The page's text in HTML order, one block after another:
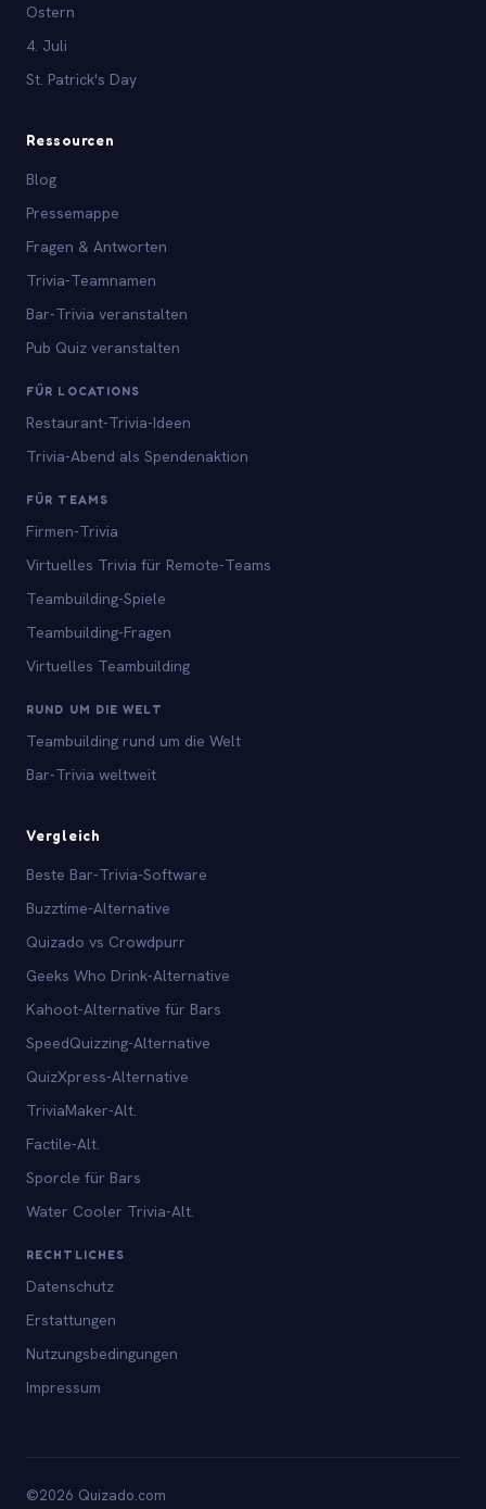
Ostern
4. Juli
St. Patrick's Day
Ressourcen
Blog
Pressemappe
Fragen & Antworten
Trivia-Teamnamen
Bar-Trivia veranstalten
Pub Quiz veranstalten
FÜR LOCATIONS
Restaurant-Trivia-Ideen
Trivia-Abend als Spendenaktion
FÜR TEAMS
Firmen-Trivia
Virtuelles Trivia für Remote-Teams
Teambuilding-Spiele
Teambuilding-Fragen
Virtuelles Teambuilding
RUND UM DIE WELT
Teambuilding rund um die Welt
Bar-Trivia weltweit
Vergleich
Beste Bar-Trivia-Software
Buzztime-Alternative
Quizado vs Crowdpurr
Geeks Who Drink-Alternative
Kahoot-Alternative für Bars
SpeedQuizzing-Alternative
QuizXpress-Alternative
TriviaMaker-Alt.
Factile-Alt.
Sporcle für Bars
Water Cooler Trivia-Alt.
RECHTLICHES
Datenschutz
Erstattungen
Nutzungsbedingungen
Impressum
©2026 Quizado.com